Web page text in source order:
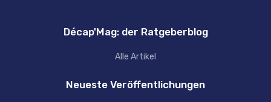
Décap'Mag: der Ratgeberblog
Alle Artikel
Neueste Veröffentlichungen